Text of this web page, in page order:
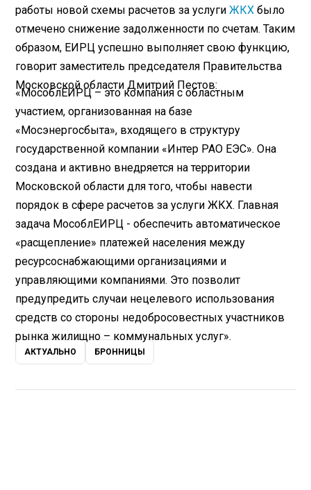
работы новой схемы расчетов за услугиЖКХ было
отмечено снижение задолженности по счетам. Таким
образом, ЕИРЦ успешно выполняет свою функцию,
говорит заместитель председателя Правительства
Московской области Дмитрий Пестов:
«МособлЕИРЦ – это компания с областным
участием, организованная на базе
«Мосэнергосбыта», входящего в структуру
государственной компании «Интер РАО ЕЭС». Она
создана и активно внедряется на территории
Московской области для того, чтобы навести
порядок в сфере расчетов за услуги ЖКХ. Главная
задача МособлЕИРЦ - обеспечить автоматическое
«расщепление» платежей населения между
ресурсоснабжающими организациями и
управляющими компаниями. Это позволит
предупредить случаи нецелевого использования
средств со стороны недобросовестных участников
рынка жилищно – коммунальных услуг».
АКТУАЛЬНО БРОННИЦЫ